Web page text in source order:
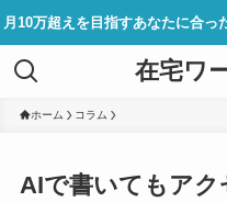
月10万超えを目指すあなたに合っ
在宅ワ
ホーム コラム
AIで書いてもアク